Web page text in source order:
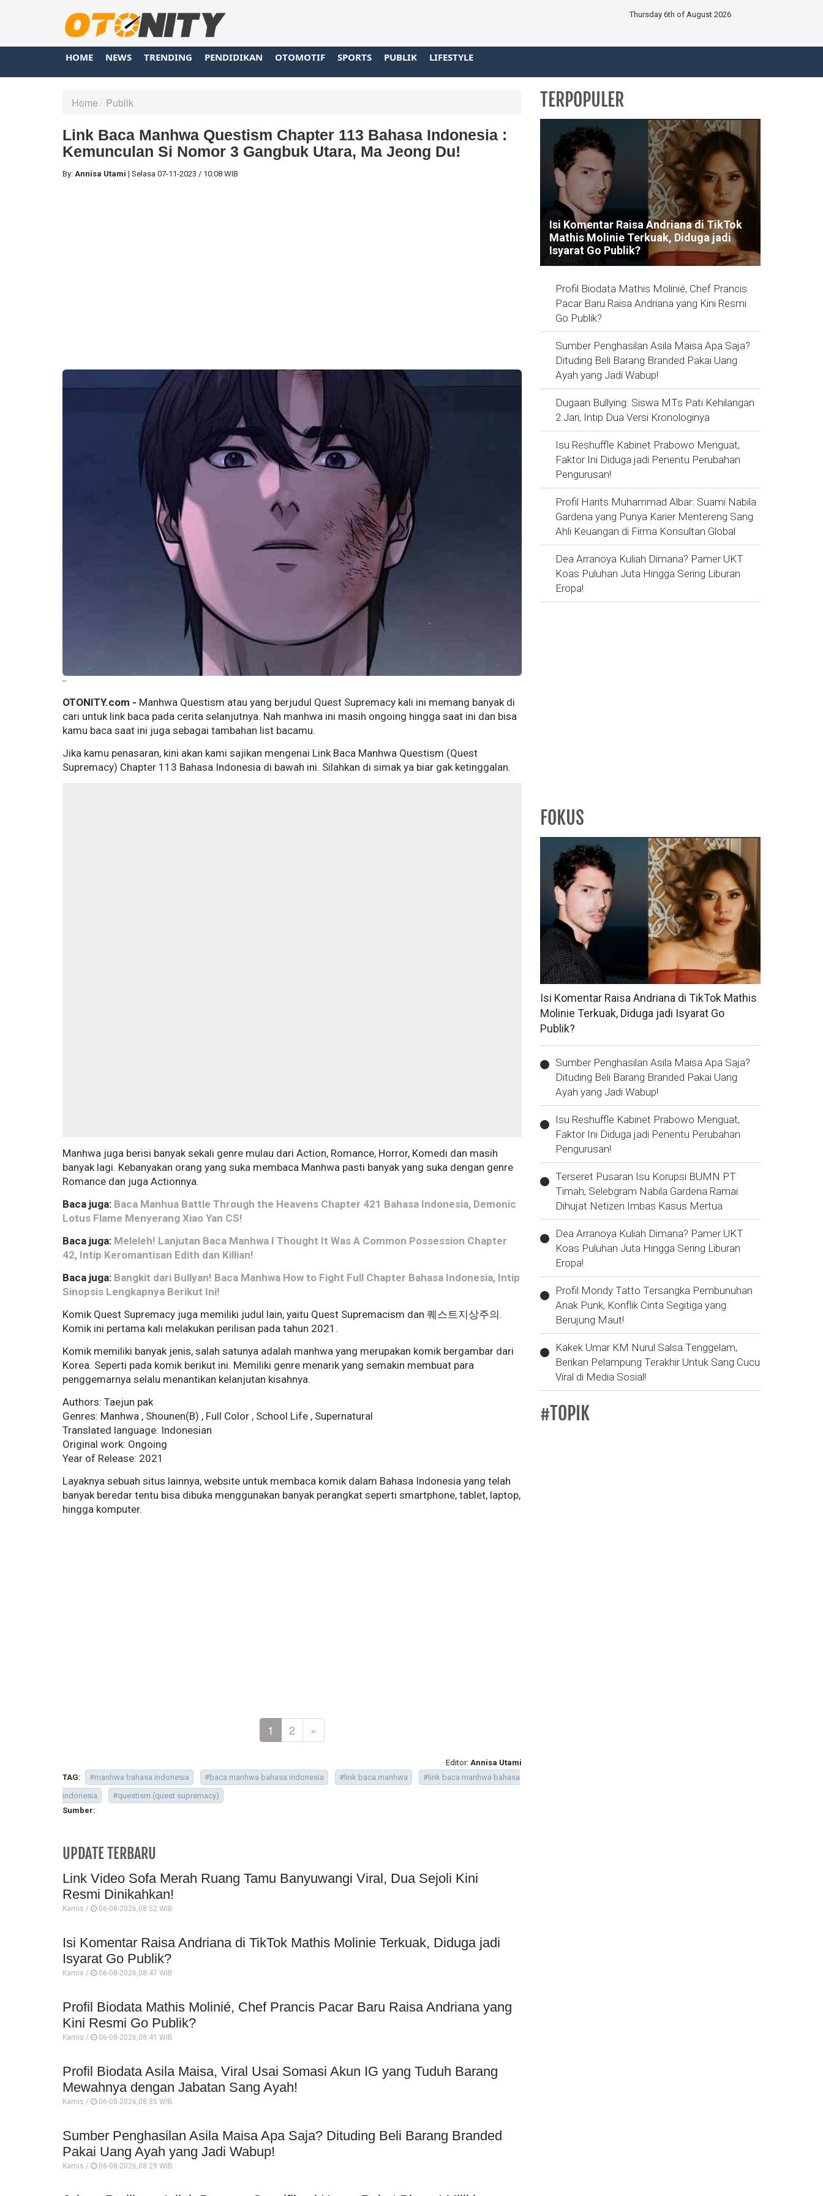
Thursday 6th of August 2026
HOME NEWS TRENDING PENDIDIKAN OTOMOTIF SPORTS PUBLIK LIFESTYLE
Home Publik
Link Baca Manhwa Questism Chapter 113 Bahasa Indonesia :
Kemunculan Si Nomor 3 Gangbuk Utara, Ma Jeong Du!
By: Annisa Utami | Selasa 07-11-2023 / 10:08 WIB
--
OTONITY.com - Manhwa Questism atau yang berjudul Quest Supremacy kali ini memang banyak di
cari untuk link baca pada cerita selanjutnya. Nah manhwa ini masih ongoing hingga saat ini dan bisa
kamu baca saat ini juga sebagai tambahan list bacamu.
Jika kamu penasaran, kini akan kami sajikan mengenai Link Baca Manhwa Questism (Quest
Supremacy) Chapter 113 Bahasa Indonesia di bawah ini. Silahkan di simak ya biar gak ketinggalan.
Manhwa juga berisi banyak sekali genre mulau dari Action, Romance, Horror, Komedi dan masih
banyak lagi. Kebanyakan orang yang suka membaca Manhwa pasti banyak yang suka dengan genre
Romance dan juga Actionnya.
Baca juga: Baca Manhua Battle Through the Heavens Chapter 421 Bahasa Indonesia, Demonic
Lotus Flame Menyerang Xiao Yan CS!
Baca juga: Meleleh! Lanjutan Baca Manhwa I Thought It Was A Common Possession Chapter
42, Intip Keromantisan Edith dan Killian!
Baca juga: Bangkit dari Bullyan! Baca Manhwa How to Fight Full Chapter Bahasa Indonesia, Intip
Sinopsis Lengkapnya Berikut Ini!
Komik Quest Supremacy juga memiliki judul lain, yaitu Quest Supremacism dan 퀘스트지상주의.
Komik ini pertama kali melakukan perilisan pada tahun 2021.
Komik memiliki banyak jenis, salah satunya adalah manhwa yang merupakan komik bergambar dari
Korea. Seperti pada komik berikut ini. Memiliki genre menarik yang semakin membuat para
penggemarnya selalu menantikan kelanjutan kisahnya.
Authors: Taejun pak
Genres: Manhwa , Shounen(B) , Full Color , School Life , Supernatural
Translated language: Indonesian
Original work: Ongoing
Year of Release: 2021
Layaknya sebuah situs lainnya, website untuk membaca komik dalam Bahasa Indonesia yang telah
banyak beredar tentu bisa dibuka menggunakan banyak perangkat seperti smartphone, tablet, laptop,
hingga komputer.
1 2 »
Editor: Annisa Utami
TAG:
#manhwa bahasa indonesia #baca manhwa bahasa indonesia #link baca manhwa
#link baca manhwa bahasa
indonesia
#questism (quest supremacy)
Sumber:
UPDATE TERBARU
Link Video Sofa Merah Ruang Tamu Banyuwangi Viral, Dua Sejoli Kini
Resmi Dinikahkan!
Kamis / 06-08-2026,08:52 WIB
Isi Komentar Raisa Andriana di TikTok Mathis Molinie Terkuak, Diduga jadi
Isyarat Go Publik?
Kamis / 06-08-2026,08:47 WIB
Profil Biodata Mathis Molinié, Chef Prancis Pacar Baru Raisa Andriana yang
Kini Resmi Go Publik?
Kamis / 06-08-2026,08:41 WIB
Profil Biodata Asila Maisa, Viral Usai Somasi Akun IG yang Tuduh Barang
Mewahnya dengan Jabatan Sang Ayah!
Kamis / 06-08-2026,08:35 WIB
Sumber Penghasilan Asila Maisa Apa Saja? Dituding Beli Barang Branded
Pakai Uang Ayah yang Jadi Wabup!
Kamis / 06-08-2026,08:29 WIB
TERPOPULER
Isi Komentar Raisa Andriana di TikTok
Mathis Molinie Terkuak, Diduga jadi
Isyarat Go Publik?
Profil Biodata Mathis Molinié, Chef Prancis
Pacar Baru Raisa Andriana yang Kini Resmi
Go Publik?
Sumber Penghasilan Asila Maisa Apa Saja?
Dituding Beli Barang Branded Pakai Uang
Ayah yang Jadi Wabup!
Dugaan Bullying: Siswa MTs Pati Kehilangan
2 Jari, Intip Dua Versi Kronologinya
Isu Reshuffle Kabinet Prabowo Menguat,
Faktor Ini Diduga jadi Penentu Perubahan
Pengurusan!
Profil Harits Muhammad Albar: Suami Nabila
Gardena yang Punya Karier Mentereng Sang
Ahli Keuangan di Firma Konsultan Global
Dea Arranoya Kuliah Dimana? Pamer UKT
Koas Puluhan Juta Hingga Sering Liburan
Eropa!
FOKUS
Isi Komentar Raisa Andriana di TikTok Mathis
Molinie Terkuak, Diduga jadi Isyarat Go
Publik?
Sumber Penghasilan Asila Maisa Apa Saja?
Dituding Beli Barang Branded Pakai Uang
Ayah yang Jadi Wabup!
Isu Reshuffle Kabinet Prabowo Menguat,
Faktor Ini Diduga jadi Penentu Perubahan
Pengurusan!
Terseret Pusaran Isu Korupsi BUMN PT
Timah, Selebgram Nabila Gardena Ramai
Dihujat Netizen Imbas Kasus Mertua
Dea Arranoya Kuliah Dimana? Pamer UKT
Koas Puluhan Juta Hingga Sering Liburan
Eropa!
Profil Mondy Tatto Tersangka Pembunuhan
Anak Punk, Konflik Cinta Segitiga yang
Berujung Maut!
Kakek Umar KM Nurul Salsa Tenggelam,
Berikan Pelampung Terakhir Untuk Sang Cucu
Viral di Media Sosial!
#TOPIK